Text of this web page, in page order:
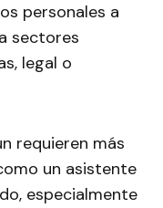
personales a
sectores
legal o
requieren más
un asistente
especialmente